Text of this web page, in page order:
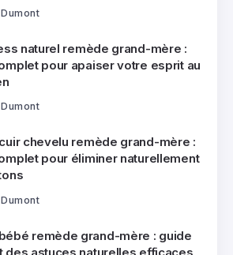
naturel remède grand-mère :
pour apaiser votre esprit au
chevelu remède grand-mère :
pour éliminer naturellement
remède grand-mère : guide